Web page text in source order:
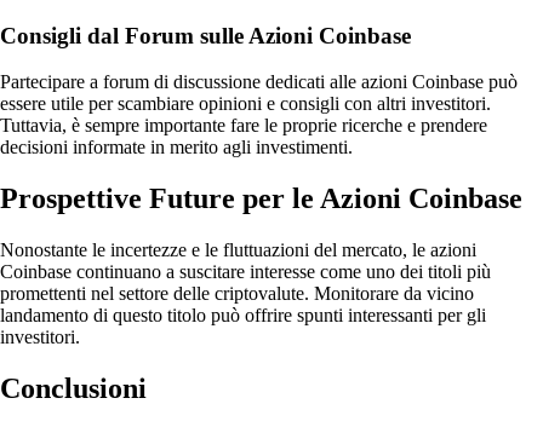
Consigli dal Forum sulle Azioni Coinbase
Partecipare a forum di discussione dedicati alle azioni Coinbase può
essere utile per scambiare opinioni e consigli con altri investitori.
Tuttavia, è sempre importante fare le proprie ricerche e prendere
decisioni informate in merito agli investimenti.
Prospettive Future per le Azioni Coinbase
Nonostante le incertezze e le fluttuazioni del mercato, le azioni
Coinbase continuano a suscitare interesse come uno dei titoli più
promettenti nel settore delle criptovalute. Monitorare da vicino
landamento di questo titolo può offrire spunti interessanti per gli
investitori.
Conclusioni